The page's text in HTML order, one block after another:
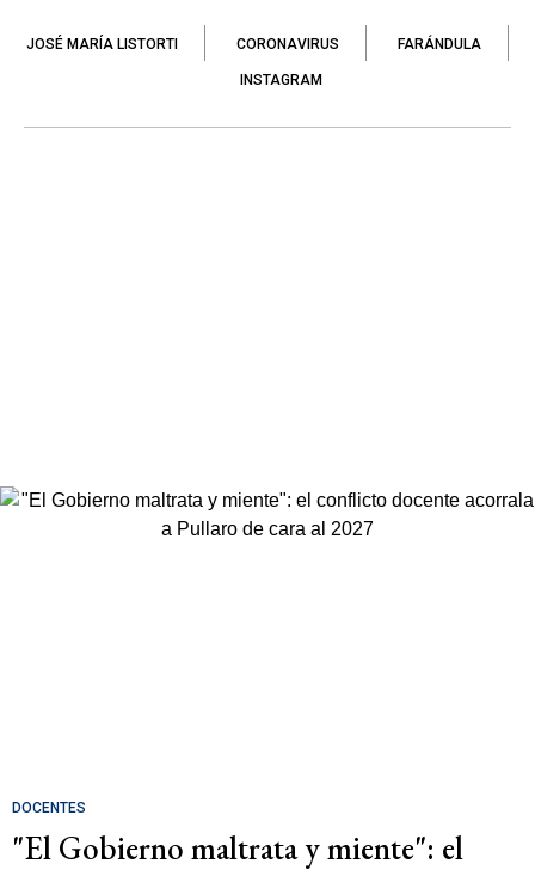
JOSÉ MARÍA LISTORTI CORONAVIRUS FARÁNDULA
INSTAGRAM
DOCENTES
"El Gobierno maltrata y miente": el